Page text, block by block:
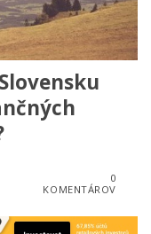
0
KOMENTÁROV